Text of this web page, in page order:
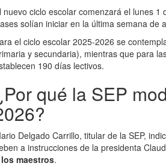
nuevo ciclo escolar comenzará el lunes
solían iniciar en la última semana de
el ciclo escolar 2025-2026 se
y secundaria), mientras que para
190 días lectivos.
qué la SEP
Delgado Carrillo, titular de la SEP,
a instrucciones de la presidenta
maestros.